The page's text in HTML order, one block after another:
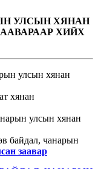
УЛСЫН ХЯНАН
ХИЙХ
улсын хянан
хянан
улсын хянан
байдал, чанарын
заавар